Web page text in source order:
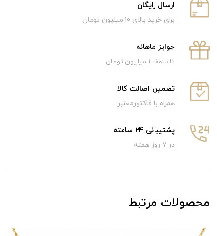
ارسال رایگان
برای خرید بالای 10 میلیون تومان
جوایز ماهانه
تا سقف 1 میلیون تومان
تضمین اصالت کالا
همراه با فاکتورمعتبر
پشتیبانی 24 ساعته
در 7 روز هفته
محصولات مرتبط